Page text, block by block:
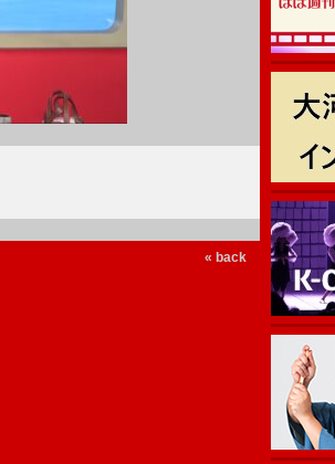
« back